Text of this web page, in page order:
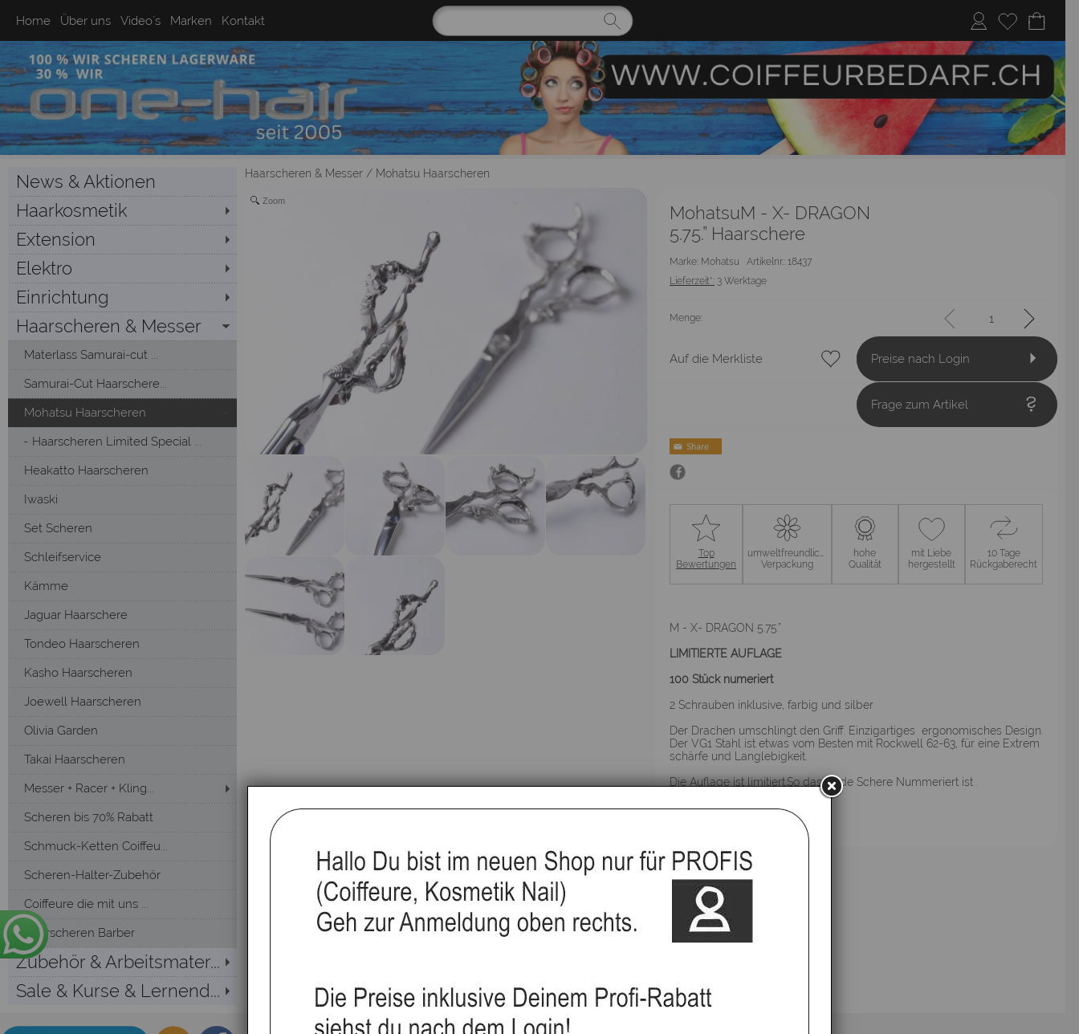
Home Über uns Video`s Marken Kontakt
News & Aktionen
Haarkosmetik
Extension
Elektro
Einrichtung
Haarscheren & Messer
Materlass Samurai-cut ...
Samurai-Cut Haarschere...
Mohatsu Haarscheren
Haarscheren Limited Special ...
Heakatto Haarscheren
Iwaski
Set Scheren
Schleifservice
Kämme
Jaguar Haarschere
Tondeo Haarscheren
Kasho Haarscheren
Joewell Haarscheren
Olivia Garden
Takai Haarscheren
Messer + Racer + Kling...
Scheren bis 70% Rabatt
Schmuck-Ketten Coiffeu...
Scheren-Halter-Zubehör
Coiffeure die mit uns ...
Haarscheren Barber
Zubehör & Arbeitsmater...
Sale & Kurse & Lernend...
Haarscheren & Messer / Mohatsu Haarscheren
Zoom
MohatsuM - X- DRAGON
5.75.” Haarschere
Marke: Mohatsu Artikelnr.: 18437
Lieferzeit*: 3 Werktage
Menge:
Auf die Merkliste Preise nach Login
Frage zum Artikel
Top
Bewertungen
umweltfreundliche
Verpackung
hohe
Qualität
mit Liebe
hergestellt
10 Tage
Rückgaberecht
M - X- DRAGON 5.75.”
LIMITIERTE AUFLAGE
100 Stück numeriert
2 Schrauben inklusive, farbig und silber
Der Drachen umschlingt den Griff. Einzigartiges ergonomisches Design.
Der VG1 Stahl ist etwas vom Besten mit Rockwell 62-63, für eine Extrem
schärfe und Langlebigkeit.
Die Auflage ist limitiert.So dass jede Schere Nummeriert ist .